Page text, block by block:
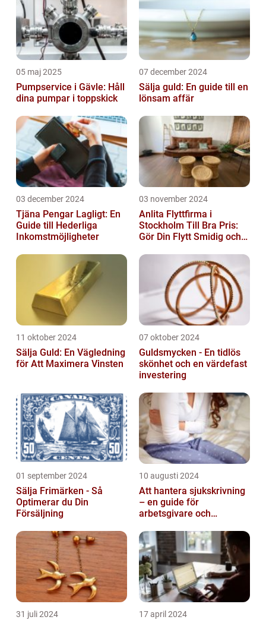
05 maj 2025
Pumpservice i Gävle: Håll
dina pumpar i toppskick
07 december 2024
Sälja guld: En guide till en
lönsam affär
03 december 2024
Tjäna Pengar Lagligt: En
Guide till Hederliga
Inkomstmöjligheter
03 november 2024
Anlita Flyttfirma i
Stockholm Till Bra Pris:
Gör Din Flytt Smidig och
11 oktober 2024
Sälja Guld: En Vägledning
för Att Maximera Vinsten
07 oktober 2024
Guldsmycken - En tidlös
skönhet och en värdefast
investering
01 september 2024
Sälja Frimärken - Så
Optimerar du Din
Försäljning
10 augusti 2024
Att hantera sjukskrivning
– en guide för
arbetsgivare och
31 juli 2024 17 april 2024